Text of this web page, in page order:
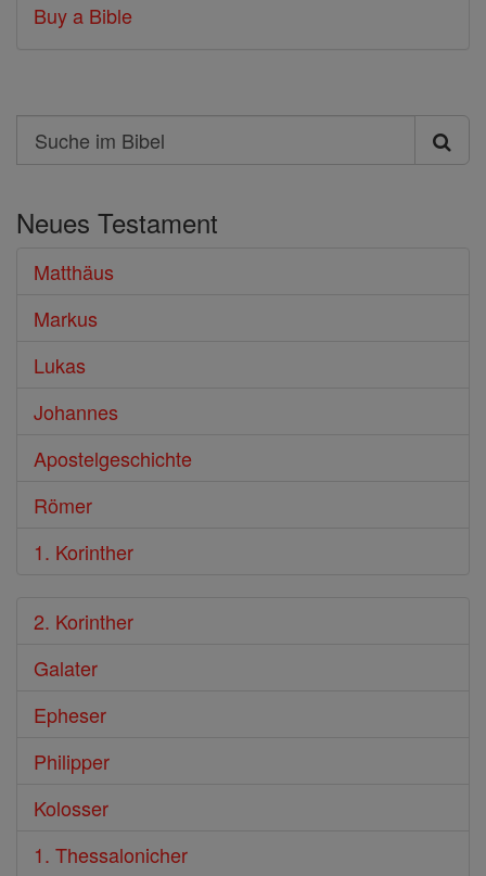
Buy a Bible
Search
Suche
Bibel
Neues Testament
Matthäus
Markus
Lukas
Johannes
Apostelgeschichte
Römer
1. Korinther
2. Korinther
Galater
Epheser
Philipper
Kolosser
1. Thessalonicher